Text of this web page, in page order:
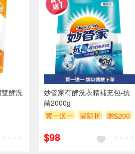
酵洗
妙管家有酵洗衣精補充包-抗
菌2000g
買一送一
滿額折 贈$200
$98